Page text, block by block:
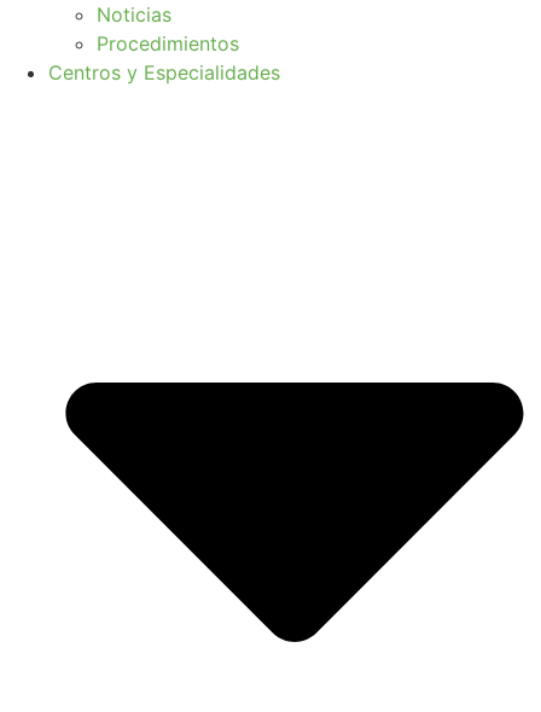
Noticias
Procedimientos
Centros y Especialidades